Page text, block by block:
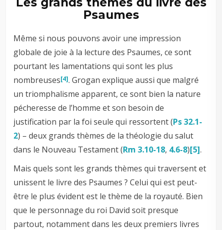
Psaumes
Même si nous pouvons avoir une impression
globale de joie à la lecture des Psaumes, ce sont
pourtant les lamentations qui sont les plus
nombreuses[4]. Grogan explique aussi que malgré
un triomphalisme apparent, ce sont bien la nature
pécheresse de l’homme et son besoin de
justification par la foi seule qui ressortent (Ps 32.1-
2) – deux grands thèmes de la théologie du salut
dans le Nouveau Testament (Rm 3.10-18, 4.6-8)[5].
Mais quels sont les grands thèmes qui traversent et
unissent le livre des Psaumes ? Celui qui est peut-
être le plus évident est le thème de la royauté. Bien
que le personnage du roi David soit presque
partout, notamment dans les deux premiers livres